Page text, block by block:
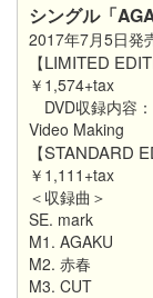
シングル「
2017年7月5日発
【LIMITED
￥1,574+tax
DVD収録内容
Video Making
【STANDARD
￥1,111+tax
＜収録曲＞
SE. mark
M1. AGAKU
M2. 赤春
M3. CUT